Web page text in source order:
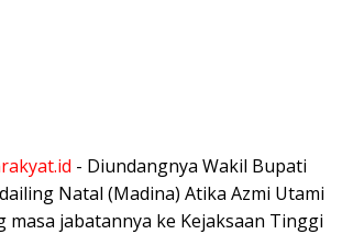
⁠- Diundangnya Wakil Bupati
Natal (Madina) Atika Azmi Utami
masa jabatannya ke Kejaksaan Tinggi